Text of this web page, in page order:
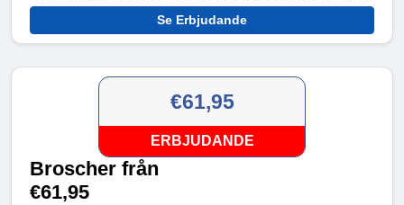
Se Erbjudande
€61,95
ERBJUDANDE
Broscher från
€61,95